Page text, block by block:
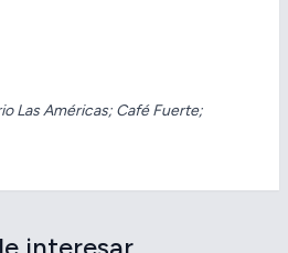
Las Américas; Café Fuerte;
interesar